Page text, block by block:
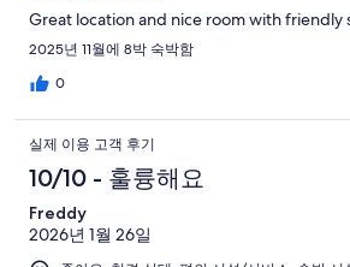
Great location and nice room with friendly
2025년 11월에 8박 숙박함
0
실제 이용 고객 후기
10/10 - 훌륭해요
Freddy
2026년 1월 26일